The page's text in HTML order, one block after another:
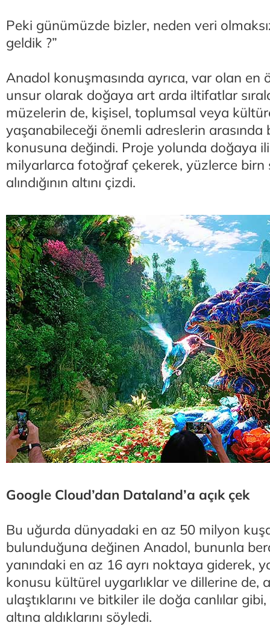
Peki günümüzde bizler, neden veri
geldik ?”
Anadol konuşmasında ayrıca, var olan en
unsur olarak doğaya art arda iltifatlar
müzelerin de, kişisel, toplumsal veya
yaşanabileceği önemli adreslerin arasında
konusuna değindi. Proje yolunda doğaya
milyarlarca fotoğraf çekerek, yüzlerce birn
alındığının altını çizdi.
Google Cloud’dan Dataland’a açık çek
Bu uğurda dünyadaki en az 50 milyon
bulunduğuna değinen Anadol, bununla
yanındaki en az 16 ayrı noktaya giderek,
konusu kültürel uygarlıklar ve dillerine de,
ulaştıklarını ve bitkiler ile doğa canlılar
altına aldıklarını söyledi.